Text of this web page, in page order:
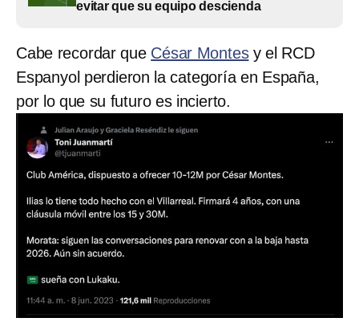
evitar que su equipo descienda
Cabe recordar que César Montesy el RCD
Espanyol perdieron la categoría en España,
por lo que su futuro es incierto.